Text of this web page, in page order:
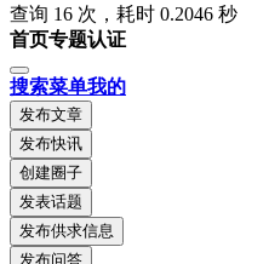
查询 16 次，耗时 0.2046 秒
首页专题认证
搜索菜单我的
发布文章
发布快讯
创建圈子
发表话题
发布供求信息
发布问答